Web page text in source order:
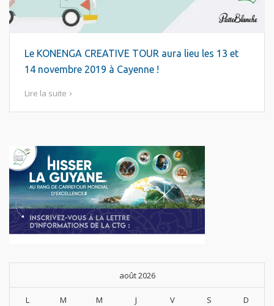
Le KONENGA CREATIVE TOUR aura lieu les 13 et
14 novembre 2019 à Cayenne !
Lire la suite
août 2026
L M M J V S D